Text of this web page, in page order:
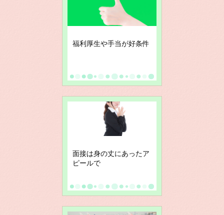
福利厚生や手当が好条件
面接は身の丈にあったア
ピールで